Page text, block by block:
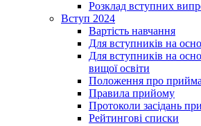
Розклад вступних
Вступ 2024
Вартість навчання
Для вступників на
Для вступників на
вищої освіти
Положення про
Правила прийому
Протоколи засідань
Рейтингові списки